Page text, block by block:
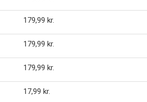
179,99 kr.
179,99 kr.
179,99 kr.
17,99 kr.